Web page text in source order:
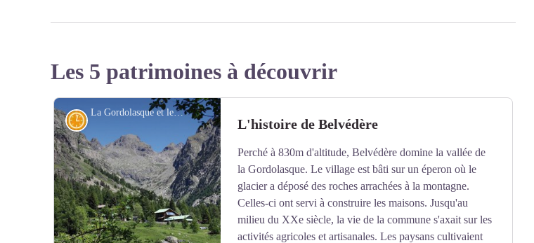
Les 5 patrimoines à découvrir
La Gordolasque et le gîte "Relais des Merveilles". PIT volet écotourisme. - GOURON Claude
Histoire et sentier historique L'histoire de Belvédère
Perché à 830m d'altitude, Belvédère domine la vallée de
la Gordolasque. Le village est bâti sur un éperon où le
glacier a déposé des roches arrachées à la montagne.
Celles-ci ont servi à construire les maisons. Jusqu'au
milieu du XXe siècle, la vie de la commune s'axait sur les
activités agricoles et artisanales. Les paysans cultivaient